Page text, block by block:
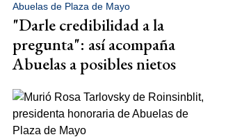
Abuelas de Plaza de Mayo
"Darle credibilidad a la
pregunta": así acompaña
Abuelas a posibles nietos